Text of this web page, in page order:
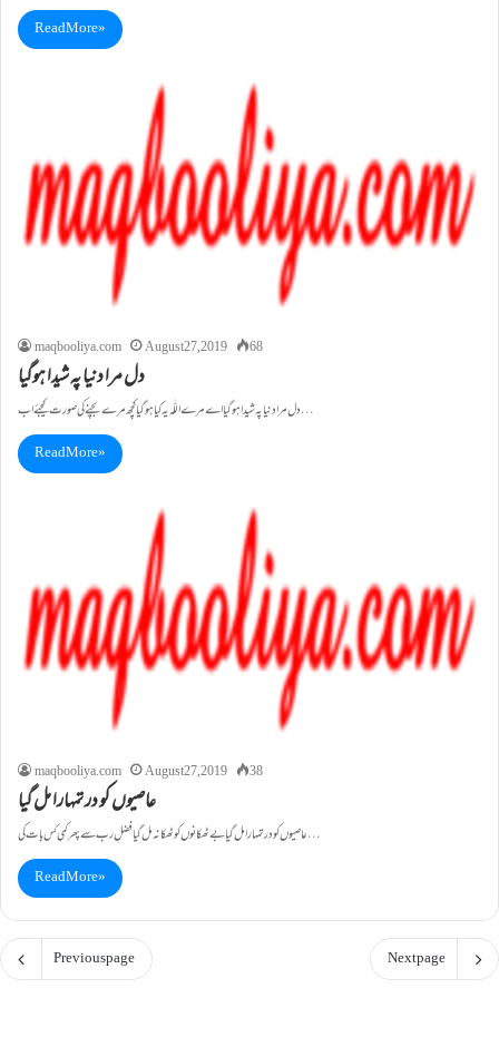
Read More »
maqbooliya.com August 27, 2019 68
دل مرا دنیا پہ شیدا ہوگیا
دل مرا دنیا پہ شیدا ہوگیا اے مرے اللّٰہ یہ کیا ہو گیا کچھ مرے بچنے کی صورت کیجئے اب…
Read More »
maqbooliya.com August 27, 2019 38
عاصیوں کو در تمہارا مل گیا
عاصیوں کو در تمہارا مل گیا بے ٹھکانوں کو ٹھکانہ مل گیا فضلِ رب سے پھر کمی کس بات کی…
Read More »
Previous page Next page